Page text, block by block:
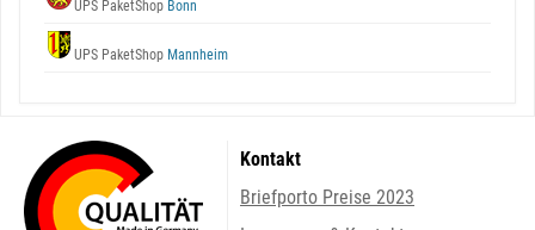
UPS PaketShop Bonn
UPS PaketShop Mannheim
Kontakt
Briefporto Preise 2023